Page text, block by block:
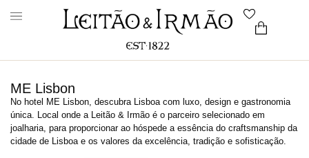
ME Lisbon
No hotel ME Lisbon, descubra Lisboa com luxo, design e gastronomia
única. Local onde a Leitão & Irmão é o parceiro selecionado em
joalharia, para proporcionar ao hóspede a essência do craftsmanship da
cidade de Lisboa e os valores da excelência, tradição e sofisticação.